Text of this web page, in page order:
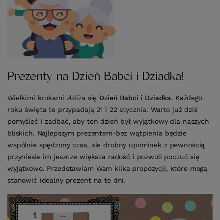
Prezenty na Dzień Babci i Dziadka!
Wielkimi krokami zbliża się Dzień Babci i Dziadka. Każdego
roku święta te przypadają 21 i 22 stycznia. Warto już dziś
pomyśleć i zadbać, aby ten dzień był wyjątkowy dla naszych
bliskich. Najlepszym prezentem-bez wątpienia będzie
wspólnie spędzony czas, ale drobny upominek z pewnością
przyniesie im jeszcze większa radość i pozwoli poczuć się
wyjątkowo. Przedstawiam Wam kilka propozycji, które mogą
stanowić idealny prezent na te dni.